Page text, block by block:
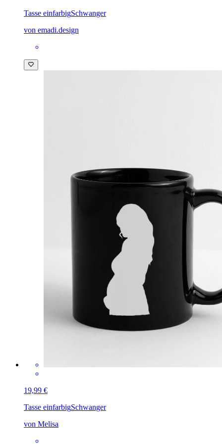
Tasse einfarbigSchwanger
von emadi.design
19,99 €
Tasse einfarbigSchwanger
von Melisa